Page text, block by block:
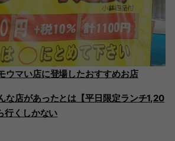
ウマい店に登場したおすすめお店
な店があったとは【平日限定ランチ1,20
行くしかない